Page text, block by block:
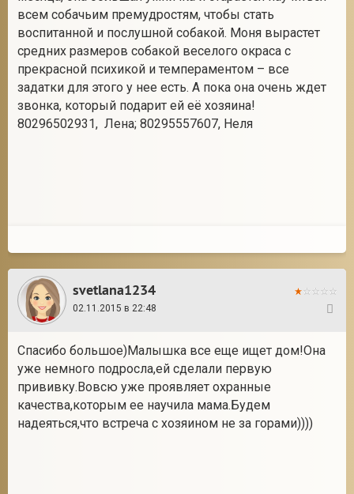
всем собачьим премудростям, чтобы стать
воспитанной и послушной собакой. Моня вырастет
средних размеров собакой веселого окраса с
прекрасной психикой и темпераментом – все
задатки для этого у нее есть. А пока она очень ждет
звонка, который подарит ей её хозяина!
80296502931, Лена; 80295557607, Неля
svetlana1234
02.11.2015 в 22:48
Спасибо большое)Малышка все еще ищет дом!Она
уже немного подросла,ей сделали первую
прививку.Вовсю уже проявляет охранные
качества,которым ее научила мама.Будем
надеяться,что встреча с хозяином не за горами))))